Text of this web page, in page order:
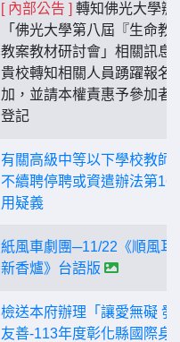
[ 內部公告 ] 轉知佛光大學辦
「佛光大學第八屆『生命教
教案教材研討會」相關訊息
貴校轉知相關人員踴躍報名
加，並請本權責惠予參加者
登記
有關高級中等以下學校教師
不續聘停聘或資遣辦法第16
用疑義
紙風車劇團─11/22《順風耳
新香爐》台語版
檢送本府辦理「讓愛無礙 發
友善-113年度彰化縣國際身